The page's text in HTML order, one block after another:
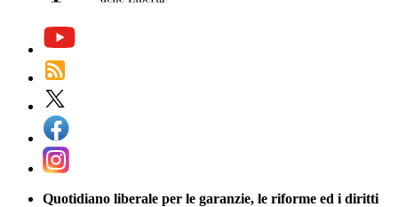
Quotidiano liberale per le garanzie, le riforme ed i diritti